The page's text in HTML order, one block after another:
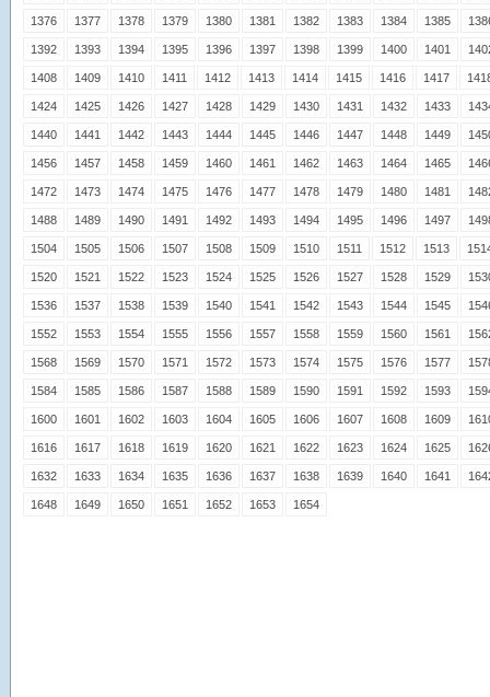
1376 1377 1378 1379 1380 1381 1382 1383 1384 1385
1392 1393 1394 1395 1396 1397 1398 1399 1400 1401
1408 1409 1410 1411 1412 1413 1414 1415 1416 1417
1424 1425 1426 1427 1428 1429 1430 1431 1432 1433
1440 1441 1442 1443 1444 1445 1446 1447 1448 1449
1456 1457 1458 1459 1460 1461 1462 1463 1464 1465
1472 1473 1474 1475 1476 1477 1478 1479 1480 1481
1488 1489 1490 1491 1492 1493 1494 1495 1496 1497
1504 1505 1506 1507 1508 1509 1510 1511 1512 1513
1520 1521 1522 1523 1524 1525 1526 1527 1528 1529
1536 1537 1538 1539 1540 1541 1542 1543 1544 1545
1552 1553 1554 1555 1556 1557 1558 1559 1560 1561
1568 1569 1570 1571 1572 1573 1574 1575 1576 1577
1584 1585 1586 1587 1588 1589 1590 1591 1592 1593
1600 1601 1602 1603 1604 1605 1606 1607 1608 1609
1616 1617 1618 1619 1620 1621 1622 1623 1624 1625
1632 1633 1634 1635 1636 1637 1638 1639 1640 1641
1648 1649 1650 1651 1652 1653 1654